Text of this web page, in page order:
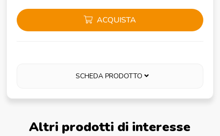
ACQUISTA
SCHEDA PRODOTTO
Altri prodotti di interesse